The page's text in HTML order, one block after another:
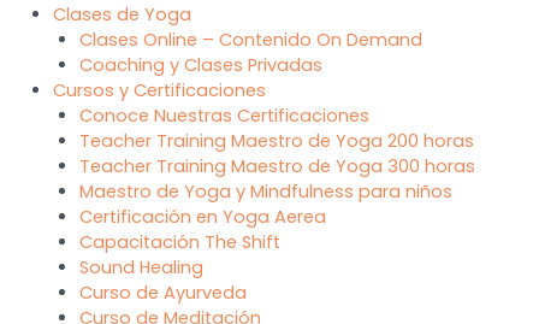
Clases de Yoga
Clases Online – Contenido On Demand
Coaching y Clases Privadas
Cursos y Certificaciones
Conoce Nuestras Certificaciones
Teacher Training Maestro de Yoga 200 horas
Teacher Training Maestro de Yoga 300 horas
Maestro de Yoga y Mindfulness para niños
Certificación en Yoga Aerea
Capacitación The Shift
Sound Healing
Curso de Ayurveda
Curso de Meditación